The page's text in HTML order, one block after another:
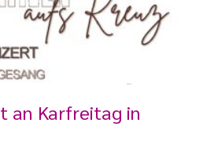
an Karfreitag in